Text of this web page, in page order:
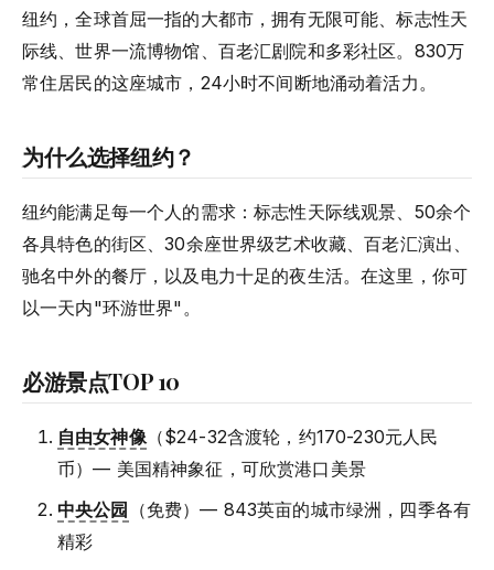
纽约，全球首屈一指的大都市，拥有无限可能、标志性天
际线、世界一流博物馆、百老汇剧院和多彩社区。830万
常住居民的这座城市，24小时不间断地涌动着活力。
为什么选择纽约？
纽约能满足每一个人的需求：标志性天际线观景、50余个
各具特色的街区、30余座世界级艺术收藏、百老汇演出、
驰名中外的餐厅，以及电力十足的夜生活。在这里，你可
以一天内"环游世界"。
必游景点TOP 10
自由女神像（$24-32含渡轮，约170-230元人民
币）— 美国精神象征，可欣赏港口美景
中央公园
（免费）— 843英亩的城市绿洲，四季各有
精彩